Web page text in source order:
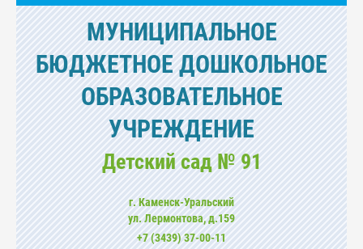
МУНИЦИПАЛЬНОЕ
БЮДЖЕТНОЕ ДОШКОЛЬНОЕ
ОБРАЗОВАТЕЛЬНОЕ
УЧРЕЖДЕНИЕ
Детский сад № 91
г. Каменск-Уральский
ул. Лермонтова, д.159
+7 (3439) 37-00-11